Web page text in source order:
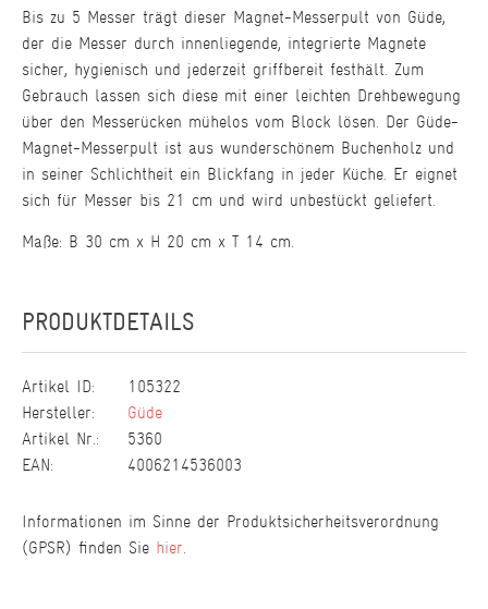
Bis zu 5 Messer trägt dieser Magnet-Messerpult von Güde,
der die Messer durch innenliegende, integrierte Magnete
sicher, hygienisch und jederzeit griffbereit festhält. Zum
Gebrauch lassen sich diese mit einer leichten Drehbewegung
über den Messerücken mühelos vom Block lösen. Der Güde-
Magnet-Messerpult ist aus wunderschönem Buchenholz und
in seiner Schlichtheit ein Blickfang in jeder Küche. Er eignet
sich für Messer bis 21 cm und wird unbestückt geliefert.
Maße: B 30 cm x H 20 cm x T 14 cm.
PRODUKTDETAILS
Artikel ID:
105322
Hersteller:
Güde
Artikel Nr.:
5360
EAN:
4006214536003
Informationen im Sinne der Produktsicherheitsverordnung
(GPSR) finden Sie hier